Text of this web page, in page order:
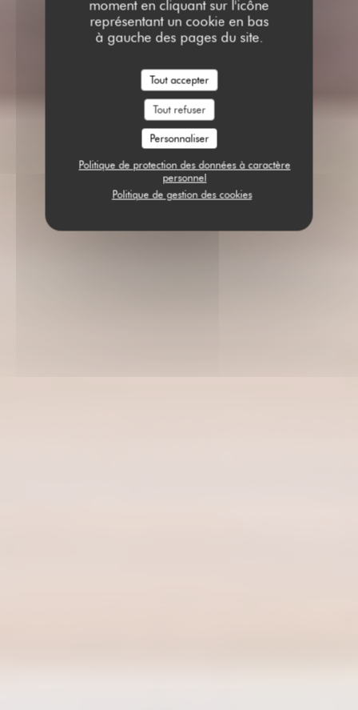
moment en cliquant sur l'icône
représentant un cookie en bas
à gauche des pages du site.
Tout accepter
Tout refuser
Personnaliser
Politique de protection des données à caractère
personnel
Politique de gestion des cookies